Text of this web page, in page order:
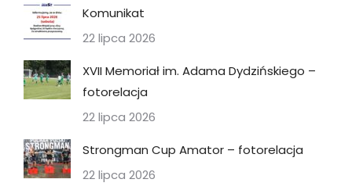
Komunikat
22 lipca 2026
XVII Memoriał im. Adama Dydzińskiego –
fotorelacja
22 lipca 2026
Strongman Cup Amator – fotorelacja
22 lipca 2026